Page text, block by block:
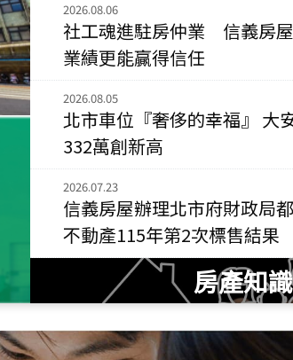
新北市永和區環河西路二段
115年07月 成交
央央
115年
小西華
115 年07月 成交
捷豹
台北市中山區長春路
115年07月 成交
十泉十美
台北市北投區光明路
2026.08.06
社工魂進駐房仲業 信義房
業績更能贏得信任
2026.08.05
北市車位『奢侈的幸福』 大
332萬創新高
2026.07.23
信義房屋辦理北市府財政局
不動產115年第2次標售結果
房產知識